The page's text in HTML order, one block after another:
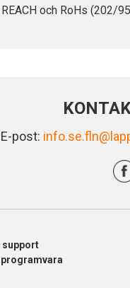
och RoHs (202/
E-post: